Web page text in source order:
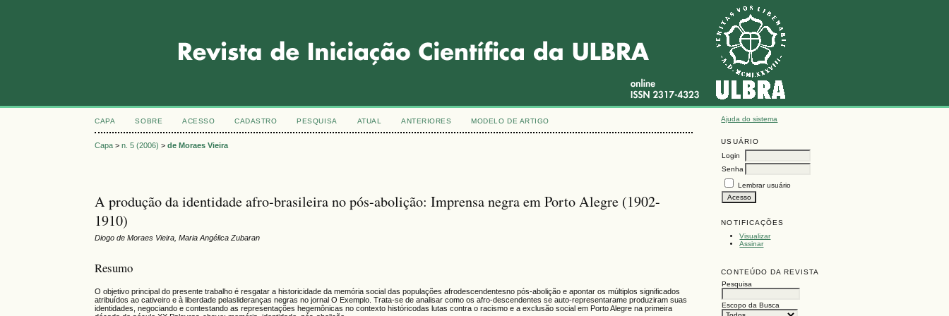
Ajuda do sistema
USUÁRIO
Login
Senha
Lembrar usuário
NOTIFICAÇÕES
Visualizar
Assinar
CONTEÚDO DA REVISTA
Pesquisa
Escopo da Busca
CAPA SOBRE ACESSO CADASTRO PESQUISA ATUAL ANTERIORES MODELO DE ARTIGO
Capa >n. 5 (2006) >de Moraes Vieira
A produção da identidade afro-brasileira no pós-abolição: Imprensa negra em Porto Alegre (1902-
1910)
Diogo de Moraes Vieira, Maria Angélica Zubaran
Resumo
O objetivo principal do presente trabalho é resgatar a historicidade da memória social das populações afrodescendentesno pós-abolição e apontar os múltiplos significados
atribuídos ao cativeiro e à liberdade pelaslideranças negras no jornal O Exemplo. Trata-se de analisar como os afro-descendentes se auto-representarame produziram suas
identidades, negociando e contestando as representações hegemônicas no contexto históricodas lutas contra o racismo e a exclusão social em Porto Alegre na primeira